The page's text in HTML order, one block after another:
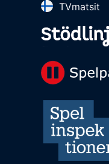
TVmatsit